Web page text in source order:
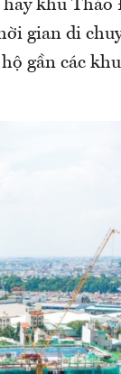
khu Thảo
gian di
gần các